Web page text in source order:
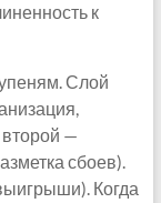
к
Слой
второй —
сбоев).
Когда